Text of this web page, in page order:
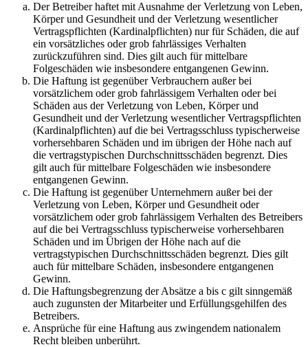
Der Betreiber haftet mit Ausnahme der Verletzung von Leben,
Körper und Gesundheit und der Verletzung wesentlicher
Vertragspflichten (Kardinalpflichten) nur für Schäden, die auf
ein vorsätzliches oder grob fahrlässiges Verhalten
zurückzuführen sind. Dies gilt auch für mittelbare
Folgeschäden wie insbesondere entgangenen Gewinn.
Die Haftung ist gegenüber Verbrauchern außer bei
vorsätzlichem oder grob fahrlässigem Verhalten oder bei
Schäden aus der Verletzung von Leben, Körper und
Gesundheit und der Verletzung wesentlicher Vertragspflichten
(Kardinalpflichten) auf die bei Vertragsschluss typischerweise
vorhersehbaren Schäden und im übrigen der Höhe nach auf
die vertragstypischen Durchschnittsschäden begrenzt. Dies
gilt auch für mittelbare Folgeschäden wie insbesondere
entgangenen Gewinn.
Die Haftung ist gegenüber Unternehmern außer bei der
Verletzung von Leben, Körper und Gesundheit oder
vorsätzlichem oder grob fahrlässigem Verhalten des Betreibers
auf die bei Vertragsschluss typischerweise vorhersehbaren
Schäden und im Übrigen der Höhe nach auf die
vertragstypischen Durchschnittsschäden begrenzt. Dies gilt
auch für mittelbare Schäden, insbesondere entgangenen
Gewinn.
Die Haftungsbegrenzung der Absätze a bis c gilt sinngemäß
auch zugunsten der Mitarbeiter und Erfüllungsgehilfen des
Betreibers.
Ansprüche für eine Haftung aus zwingendem nationalem
Recht bleiben unberührt.